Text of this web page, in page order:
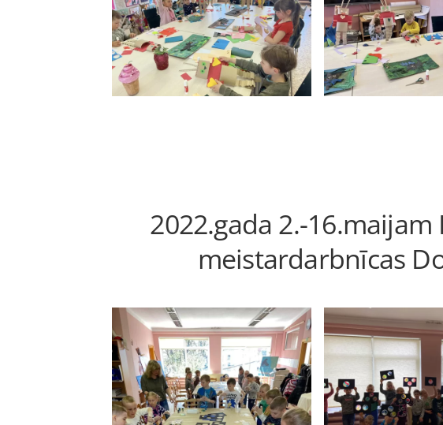
2022.gada 2.-
meistardarbnīcas